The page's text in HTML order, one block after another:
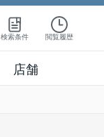
検索条件 閲覧履歴
店舗